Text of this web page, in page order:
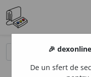
🎉 dexonline
De un sfert de